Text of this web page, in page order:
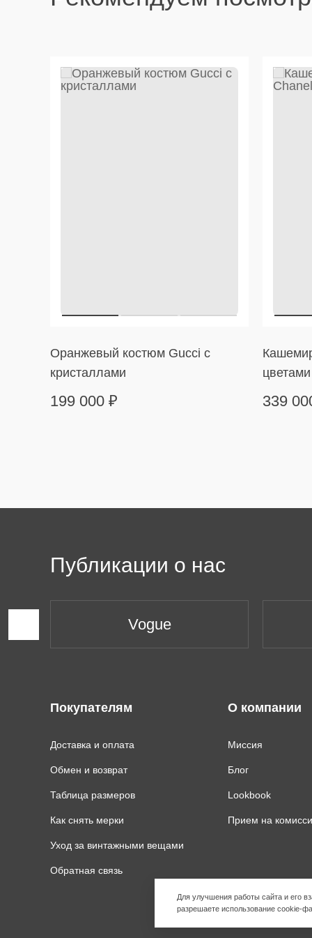
Оранжевый костюм Gucci с
кристаллами
199 000 ₽
цветами
339
Публикации о нас
Vogue
Покупателям
Доставка и оплата
Обмен и возврат
Таблица размеров
Как снять мерки
Уход за винтажными вещами
Обратная связь
О компании
Миссия
Блог
Lookbook
Прием на
Для улучшения работы сайта и его
разрешаете использование cookie-